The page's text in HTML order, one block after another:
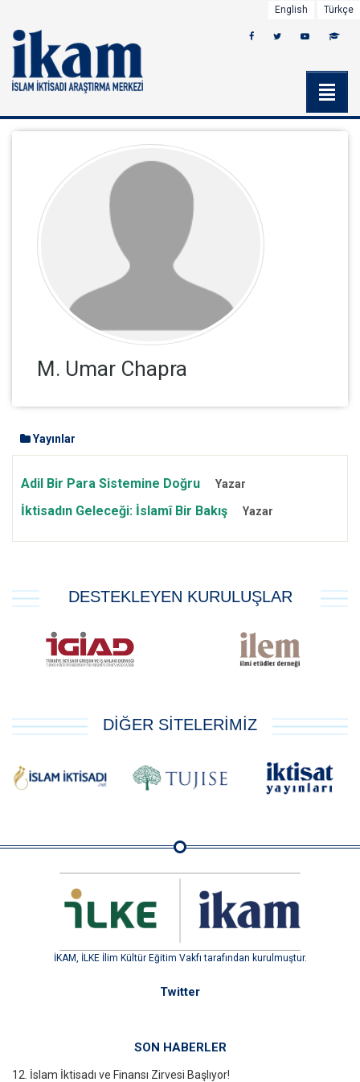
English Türkçe
M. Umar Chapra
Yayınlar
Adil Bir Para Sistemine Doğru Yazar
İktisadın Geleceği: İslamî Bir Bakış Yazar
DESTEKLEYEN KURULUŞLAR
DİĞER SİTELERİMİZ
İKAM, İLKE İlim Kültür Eğitim Vakfı tarafından kurulmuştur.
Twitter
SON HABERLER
12. İslam İktisadı ve Finansı Zirvesi Başlıyor!